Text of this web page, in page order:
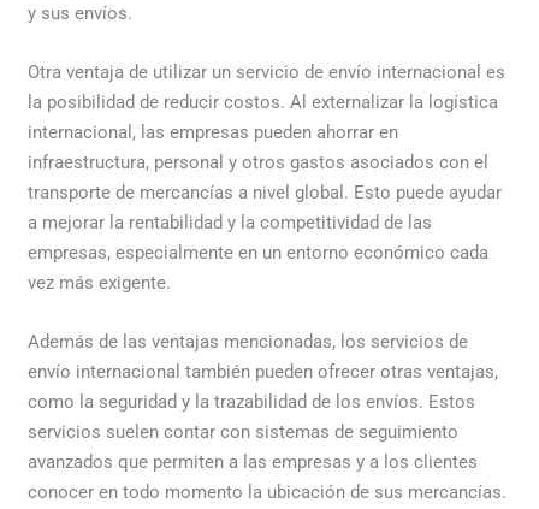
y sus envíos.
Otra ventaja de utilizar un servicio de envío internacional es
la posibilidad de reducir costos. Al externalizar la logística
internacional, las empresas pueden ahorrar en
infraestructura, personal y otros gastos asociados con el
transporte de mercancías a nivel global. Esto puede ayudar
a mejorar la rentabilidad y la competitividad de las
empresas, especialmente en un entorno económico cada
vez más exigente.
Además de las ventajas mencionadas, los servicios de
envío internacional también pueden ofrecer otras ventajas,
como la seguridad y la trazabilidad de los envíos. Estos
servicios suelen contar con sistemas de seguimiento
avanzados que permiten a las empresas y a los clientes
conocer en todo momento la ubicación de sus mercancías.